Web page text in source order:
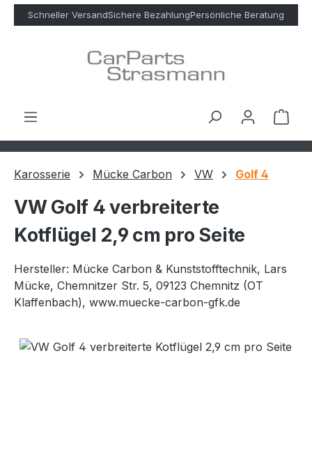
Zum Hauptinhalt springen
Schneller VersandSichere BezahlungPersönliche Beratung
Karosserie Mücke Carbon VW Golf 4
VW Golf 4 verbreiterte
Kotflügel 2,9 cm pro Seite
Hersteller: Mücke Carbon & Kunststofftechnik, Lars
Mücke, Chemnitzer Str. 5, 09123 Chemnitz (OT
Klaffenbach), www.muecke-carbon-gfk.de
Bildergalerie überspringen